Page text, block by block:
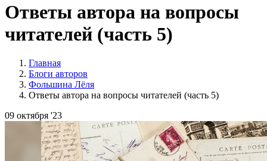
Ответы автора на вопросы
читателей (часть 5)
Главная
Блоги авторов
Фольшина Лёля
Ответы автора на вопросы читателей (часть 5)
09 октября '23